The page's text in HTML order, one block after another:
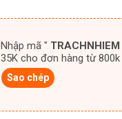
Nhập mã " TRACHNHIEM
35K cho đơn hàng từ 800k
Sao chép